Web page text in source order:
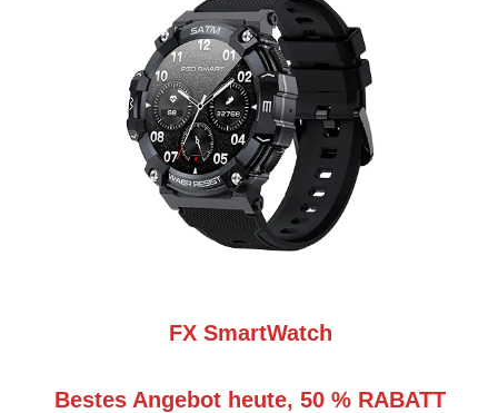
FX SmartWatch
Bestes Angebot heute, 50 % RABATT